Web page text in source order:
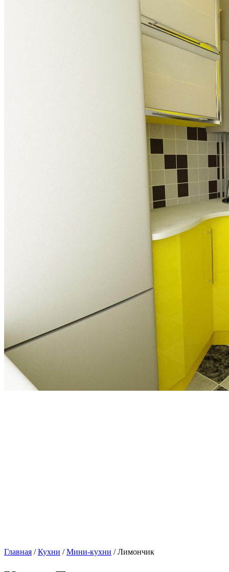
Главная /Кухни /Мини-кухни / Лимончик